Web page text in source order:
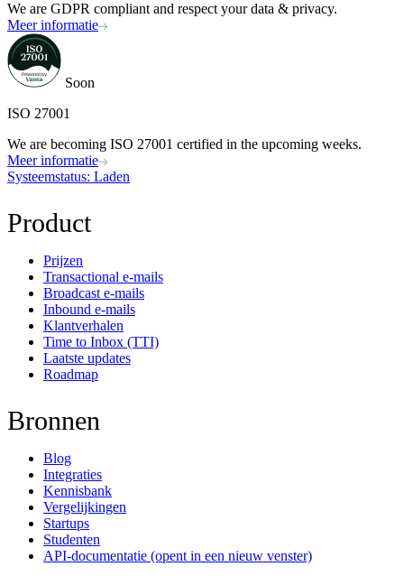
We are GDPR compliant and respect your data & privacy.
Meer informatie
Soon
ISO 27001
We are becoming ISO 27001 certified in the upcoming weeks.
Meer informatie
Systeemstatus: Laden
Product
Prijzen
Transactional e-mails
Broadcast e-mails
Inbound e-mails
Klantverhalen
Time to Inbox (TTI)
Laatste updates
Roadmap
Bronnen
Blog
Integraties
Kennisbank
Vergelijkingen
Startups
Studenten
API-documentatie (opent in een nieuw venster)